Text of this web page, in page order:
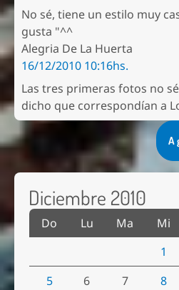
No sé, tiene un estilo muy
gusta "^^
Alegria De La Huerta
16/12/2010 10:16hs.
Las tres primeras fotos no
dicho que correspondían a
Diciembre 2010
Do Lu Ma Mi
1
5
6 7 8